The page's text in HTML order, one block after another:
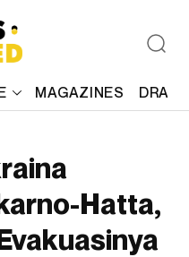
MAGAZINES
Hatta,